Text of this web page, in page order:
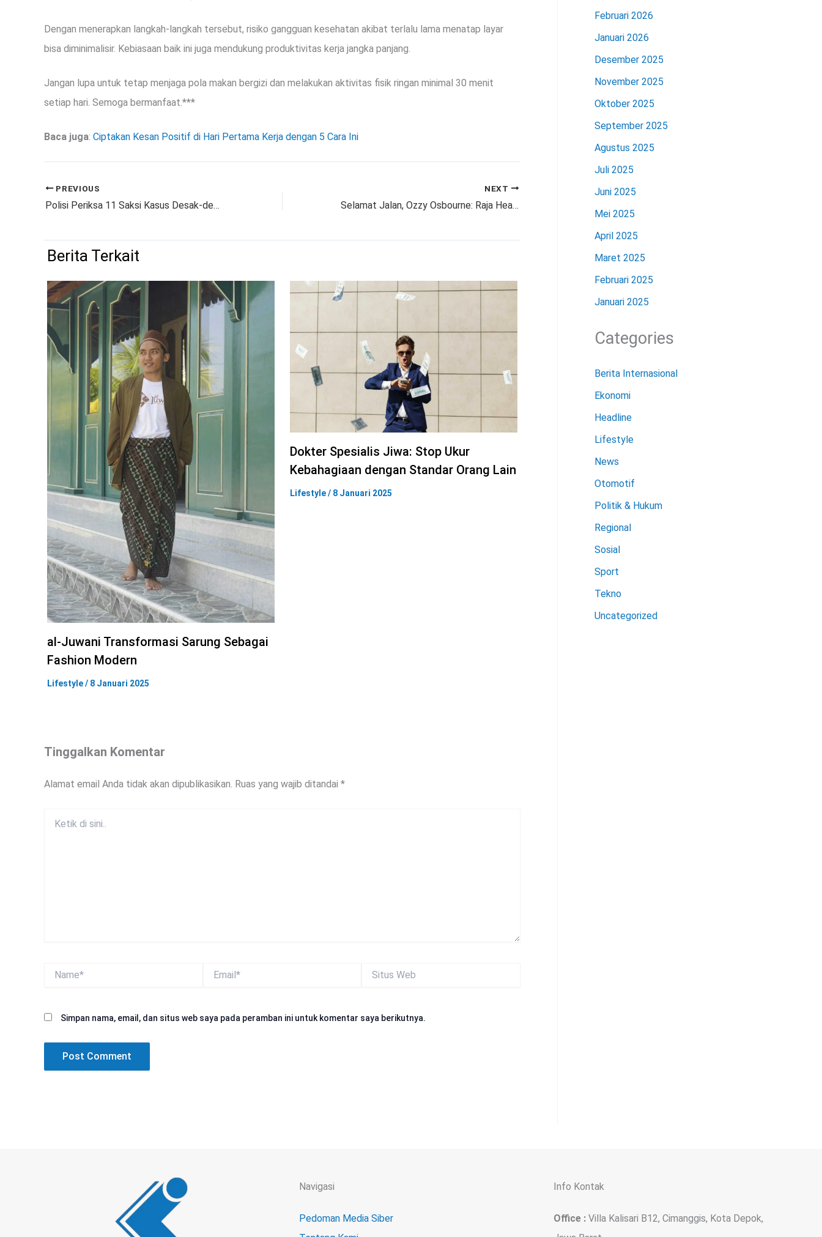
Dengan menerapkan langkah-langkah tersebut, risiko gangguan kesehatan akibat terlalu lama menatap layar
bisa diminimalisir. Kebiasaan baik ini juga mendukung produktivitas kerja jangka panjang.
Jangan lupa untuk tetap menjaga pola makan bergizi dan melakukan aktivitas fisik ringan minimal 30 menit
setiap hari. Semoga bermanfaat.***
Baca juga: Ciptakan Kesan Positif di Hari Pertama Kerja dengan 5 Cara Ini
PREVIOUS
Polisi Periksa 11 Saksi Kasus Desak-desakan Maut di Pernikahan Anak Dedi Mulyadi
NEXT
Selamat Jalan, Ozzy Osbourne: Raja Heavy Metal Tutup Usia
Berita Terkait
al-Juwani Transformasi Sarung Sebagai
Fashion Modern
Lifestyle/ 8 Januari 2025
Dokter Spesialis Jiwa: Stop Ukur
Kebahagiaan dengan Standar Orang Lain
Lifestyle/ 8 Januari 2025
Tinggalkan Komentar
Alamat email Anda tidak akan dipublikasikan. Ruas yang wajib ditandai *
Web
Simpan nama, email, dan situs web saya pada peramban ini untuk komentar saya berikutnya.
Februari 2026
Januari 2026
Desember 2025
November 2025
Oktober 2025
September 2025
Agustus 2025
Juli 2025
Juni 2025
Mei 2025
April 2025
Maret 2025
Februari 2025
Januari 2025
Categories
Berita Internasional
Ekonomi
Headline
Lifestyle
News
Otomotif
Politik & Hukum
Regional
Sosial
Sport
Tekno
Uncategorized
Navigasi
Pedoman Media Siber
Info Kontak
Office : Villa Kalisari B12, Cimanggis, Kota Depok,